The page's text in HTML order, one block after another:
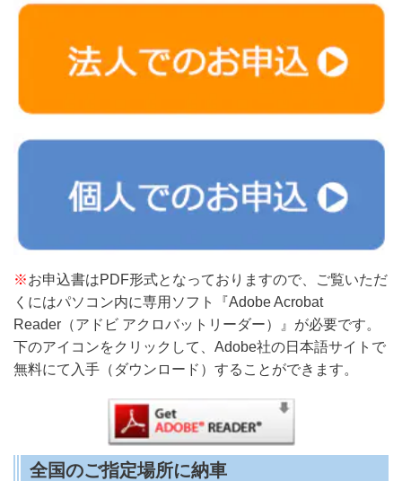
※お申込書はPDF形式となっておりますので、ご覧いただ
くにはパソコン内に専用ソフト『Adobe Acrobat
Reader（アドビ アクロバットリーダー）』が必要です。
下のアイコンをクリックして、Adobe社の日本語サイトで
無料にて入手（ダウンロード）することができます。
全国のご指定場所に納車